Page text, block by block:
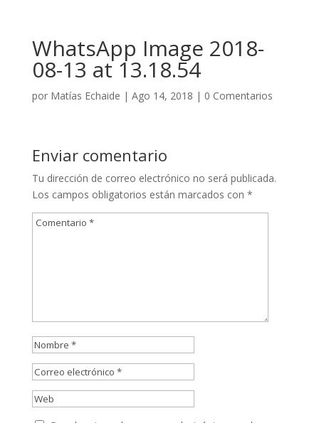
WhatsApp Image 2018-
08-13 at 13.18.54
por Matías Echaide | Ago 14, 2018 | 0 Comentarios
Enviar comentario
Tu dirección de correo electrónico no será publicada.
Los campos obligatorios están marcados con *